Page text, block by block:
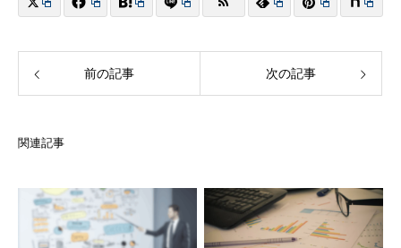
前の記事 次の記事
関連記事